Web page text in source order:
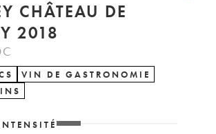
CHÂTEAU DE
2018
VIN DE GASTRONOMIE